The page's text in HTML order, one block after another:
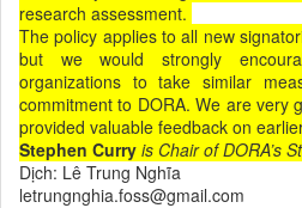
research assessment.
The policy applies to all new
but we would strongly
organizations to take similar
commitment to DORA. We are very
provided valuable feedback on
Stephen Curry is Chair of DORA’s
Dịch: Lê Trung Nghĩa
letrungnghia.foss@gmail.com